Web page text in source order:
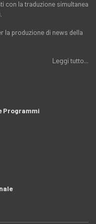
con la traduzione simultanea
la produzione di news della
Leggi tutto...
Programmi